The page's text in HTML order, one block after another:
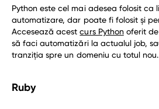
Python este cel mai adesea folosit ca
automatizare, dar poate fi folosit și
Accesează acestcurs Pythonoferit de
să faci automatizări la actualul job,
tranziția spre un domeniu cu totul nou.
Ruby